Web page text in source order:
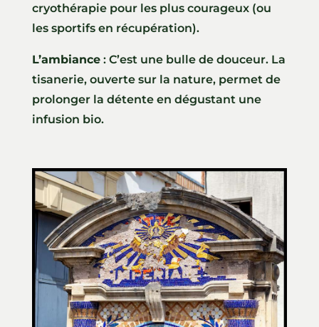
cryothérapie pour les plus courageux (ou
les sportifs en récupération).
L’ambiance: C’est une bulle de douceur. La
tisanerie, ouverte sur la nature, permet de
prolonger la détente en dégustant une
infusion bio.